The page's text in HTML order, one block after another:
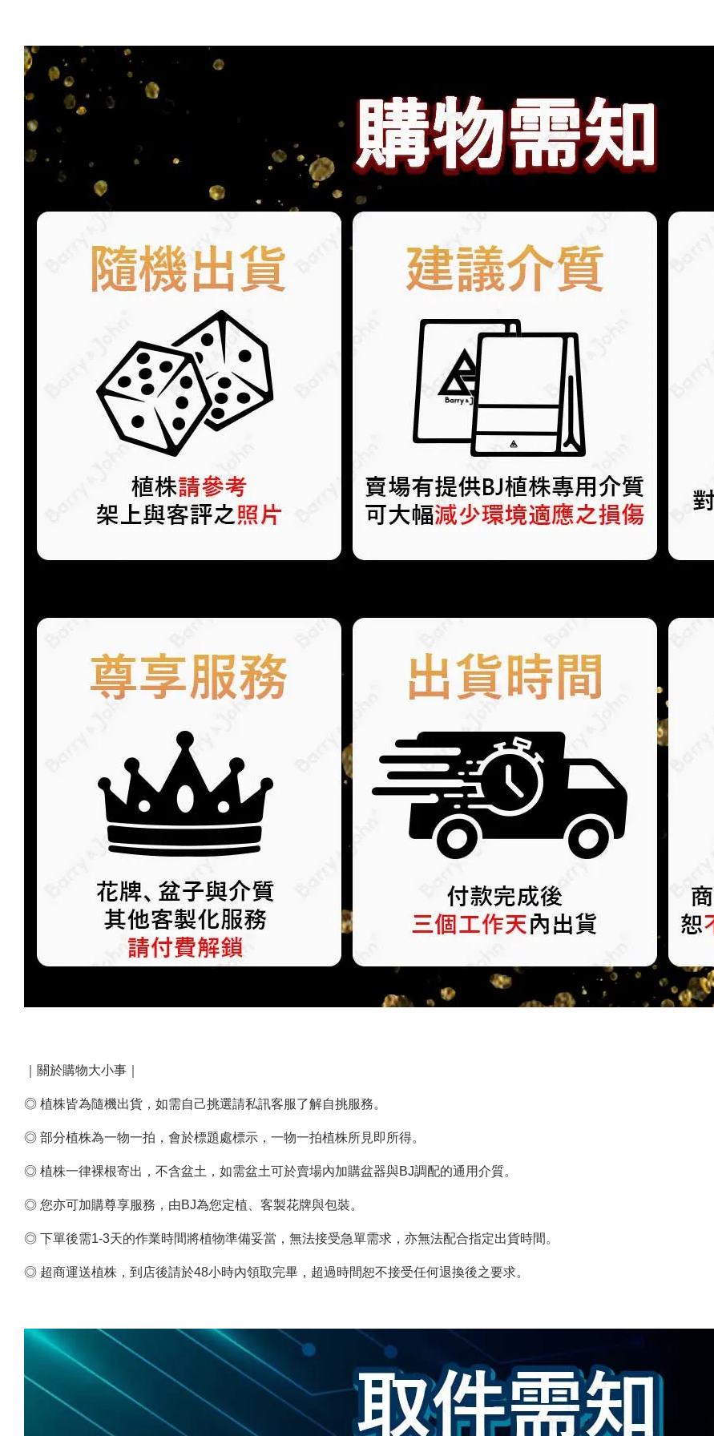
｜關於購物大小事｜
◎ 植株皆為隨機出貨，如需自己挑選請私訊客服了解自挑服務。
◎ 部分植株為一物一拍，會於標題處標示，一物一拍植株所見即所得。
◎ 植株一律裸根寄出，不含盆土，如需盆土可於賣場內加購盆器與BJ調配的通用介質。
◎ 您亦可加購尊享服務，由BJ為您定植、客製花牌與包裝。
◎ 下單後需1-3天的作業時間將植物準備妥當，無法接受急單需求，亦無法配合指定出貨時間。
◎ 超商運送植株，到店後請於48小時內領取完畢，超過時間恕不接受任何退換後之要求。